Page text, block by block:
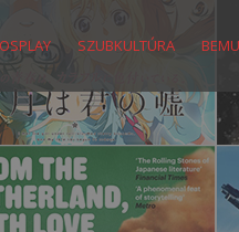
SZUBKULTÚRA